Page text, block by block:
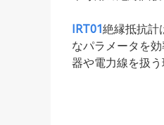
IRT01絶縁抵抗計
なパラメータを
器や電力線を扱